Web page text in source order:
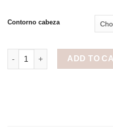
Contorno cabeza
Turbante Beige con Flor y
ADD TO